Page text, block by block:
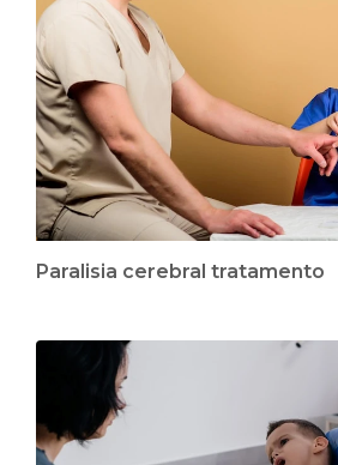
Paralisia cerebral tratamento